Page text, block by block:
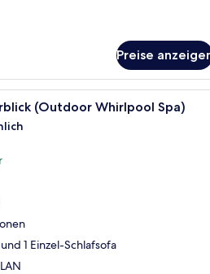
Preise
Ein Schlafzimmer mit einem
(Outdoor Whirlpool Spa)
1 Einzel-Schlafsofa